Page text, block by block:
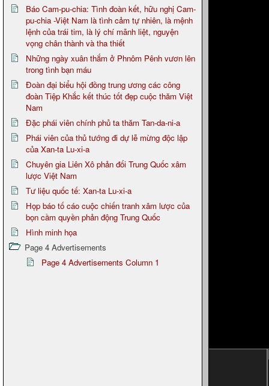
Báo Cam-pu-chia: Tình đoàn kết, hữu nghị Cam-
pu-chia -Việt Nam là tình cảm tự nhiên, là mệnh
lệnh của trái tim, là lý chí mãnh liệt, nguyện
vọng chân thành và tha thiết
Những ngày xuân thắm ở Phnôm Pênh vươn lên
trong tình bạn máu
Đoàn đại biểu hội đồng trung ương các công
đoàn Tiệp Khắc kết thúc tốt đẹp cuộc thăm Việt
Nam
Đặc phái viên chính phủ ta thăm Tan-da-ni-a
Phái viên của thủ tướng đi dự lễ mừng độc lập
của Xan-ta Lu-xi-a
Chuyên gia Liên Xô phản đối Trung Quốc xâm
lược Việt Nam
Tư liệu quốc tế: Xan-ta Lu-xi-a
Họp báo tố cáo cuộc chiến tranh xâm lược của
bọn cầm quyền phản động Trung Quốc
Hình minh họa
Page 4 Advertisements
Page 4 Advertisements Column 1